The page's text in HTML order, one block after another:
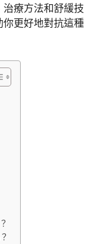
療方法和舒緩技
更好地對抗這種